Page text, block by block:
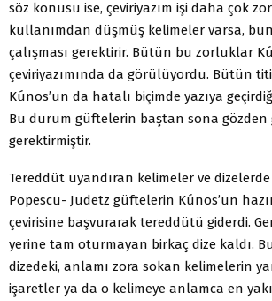
söz konusu ise, çeviriyazım işi daha çok
kullanımdan düşmüş kelimeler varsa,
çalışması gerektirir. Bütün bu zorluklar
çeviriyazımında da görülüyordu. Bütün
Kúnos’un da hatalı biçimde yazıya
Bu durum güftelerin baştan sona gözden
gerektirmiştir.
Tereddüt uyandıran kelimeler ve
Popescu- Judetz güftelerin Kúnos’un
çevirisine başvurarak tereddütü giderdi.
yerine tam oturmayan birkaç dize kaldı.
dizedeki, anlamı zora sokan kelimelerin
işaretler ya da o kelimeye anlamca en